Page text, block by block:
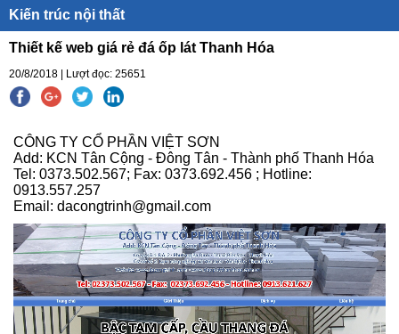
Kiến trúc nội thất
Thiết kế web giá rẻ đá ốp lát Thanh Hóa
20/8/2018 | Lượt đọc: 25651
CÔNG TY CỔ PHẦN VIỆT SƠN
Add: KCN Tân Cộng - Đông Tân - Thành phố Thanh Hóa
Tel: 0373.502.567; Fax: 0373.692.456 ; Hotline:
0913.557.257
Email: dacongtrinh@gmail.com